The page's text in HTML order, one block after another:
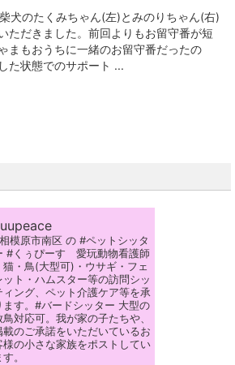
犬のたくみちゃん(左)とみのりちゃん(右)
ただきました。前回よりもお留守番が短
まもおうちに一緒のお留守番だったの
た状態でのサポート ...
模原市南区 の #ペットシッタ
#くぅぴーす 愛玩動物看護師
猫・鳥(大型可)・ウサギ・フェ
ット・ハムスター等の訪問シッ
ィング、ペット介護ケア等を承
ます。#バードシッター 大型の
鳥対応可。我が家の子たちや、
載のご承諾をいただいているお
様の小さな家族をポストしてい
す。